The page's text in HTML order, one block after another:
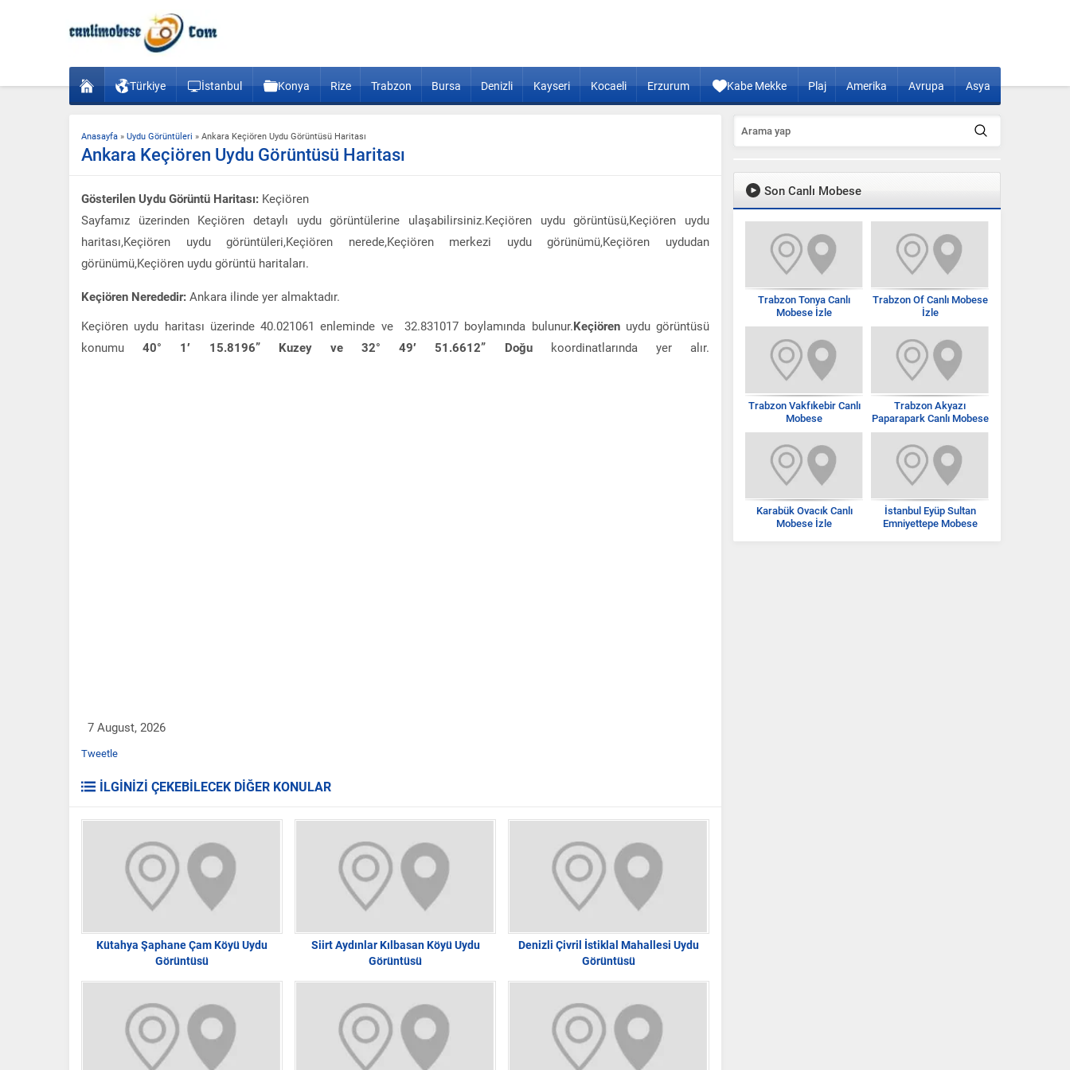
Türkiye İstanbul Konya Rize Trabzon Bursa Denizli Kayseri Kocaeli Erzurum Kabe Mekke Plaj Amerika Avrupa Asya
Anasayfa » Uydu Görüntüleri » Ankara Keçiören Uydu Görüntüsü Haritası
Ankara Keçiören Uydu Görüntüsü Haritası
Gösterilen Uydu Görüntü Haritası: Keçiören
Sayfamız üzerinden Keçiören detaylı uydu görüntülerine ulaşabilirsiniz.Keçiören uydu görüntüsü,Keçiören uydu
haritası,Keçiören uydu görüntüleri,Keçiören nerede,Keçiören merkezi uydu görünümü,Keçiören uydudan
görünümü,Keçiören uydu görüntü haritaları.
Keçiören Nerededir: Ankara ilinde yer almaktadır.
Keçiören uydu haritası üzerinde 40.021061 enleminde ve 32.831017 boylamında bulunur.Keçiörenuydu görüntüsü
konumu40° 1′ 15.8196” Kuzey ve 32° 49′ 51.6612” Doğukoordinatlarında yer alır.
7 August, 2026
Tweetle
İLGİNİZİ ÇEKEBİLECEK DİĞER KONULAR
Kütahya Şaphane Çam Köyü Uydu
Görüntüsü
Siirt Aydınlar Kılbasan Köyü Uydu
Görüntüsü
Denizli Çivril İstiklal Mahallesi Uydu
Görüntüsü
Son Canlı Mobese
Trabzon Tonya Canlı
Mobese İzle
Trabzon Of Canlı Mobese
İzle
Trabzon Vakfıkebir Canlı
Mobese
Trabzon Akyazı
Paparapark Canlı Mobese
İzle
Karabük Ovacık Canlı
Mobese İzle
İstanbul Eyüp Sultan
Emniyettepe Mobese